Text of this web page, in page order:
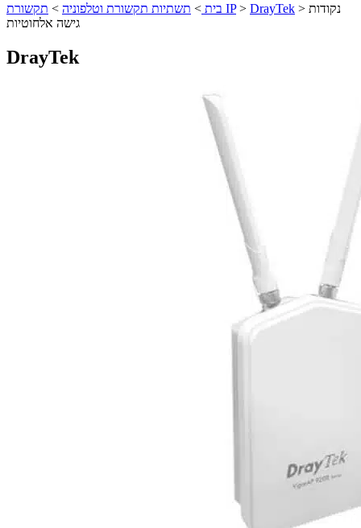
בית > תשתיות תקשורת וטלפוניה > תקשורת IP> DrayTek > נקודות
גישה אלחוטיות
DrayTek